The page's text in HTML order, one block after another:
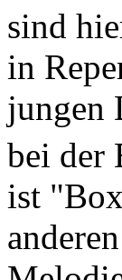
sind
in
jungen
bei der
ist